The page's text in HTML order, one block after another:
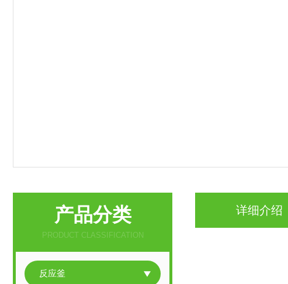
产品分类
PRODUCT CLASSIFICATION
反应釜
详细介绍